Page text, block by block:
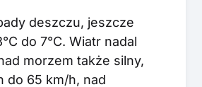
deszczu, jeszcze
do 7°C. Wiatr nadal
morzem także silny,
do 65 km/h, nad